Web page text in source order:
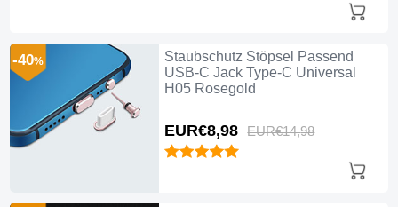
Staubschutz Stöpsel Passend
USB-C Jack Type-C Universal
H05 Rosegold
EUR€8,98 EUR€14,98
-40%